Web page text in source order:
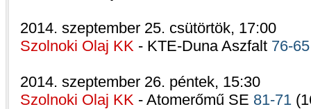
2014. szeptember 25. csütörtök, 17:00
Szolnoki Olaj KK - KTE-Duna Aszfalt 76-65
2014. szeptember 26. péntek, 15:30
Szolnoki Olaj KK - Atomerőmű SE 81-71